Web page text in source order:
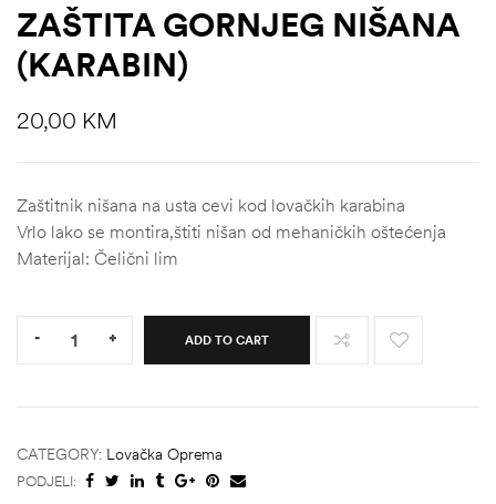
ZAŠTITA GORNJEG NIŠANA
(KARABIN)
20,00 KM
Zaštitnik nišana na usta cevi kod lovačkih karabina
Vrlo lako se montira,štiti nišan od mehaničkih oštećenja
Materijal: Čelični lim
- + ADD TO CART
CATEGORY: Lovačka Oprema
PODJELI: